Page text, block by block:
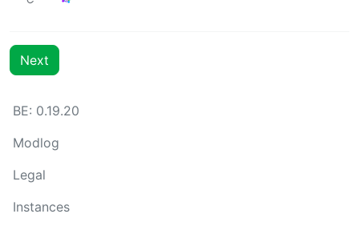
Next
BE: 0.19.20
Modlog
Legal
Instances